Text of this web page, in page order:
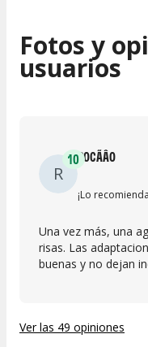
Fotos y
usuarios
R
10ROCÃÂ­O
¡Lo
Una vez más, una
risas. Las
buenas y no dejan
Ver las 49 opiniones